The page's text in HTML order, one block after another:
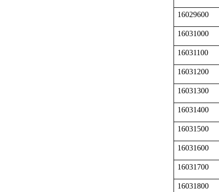
16029600
16031000
16031100
16031200
16031300
16031400
16031500
16031600
16031700
16031800